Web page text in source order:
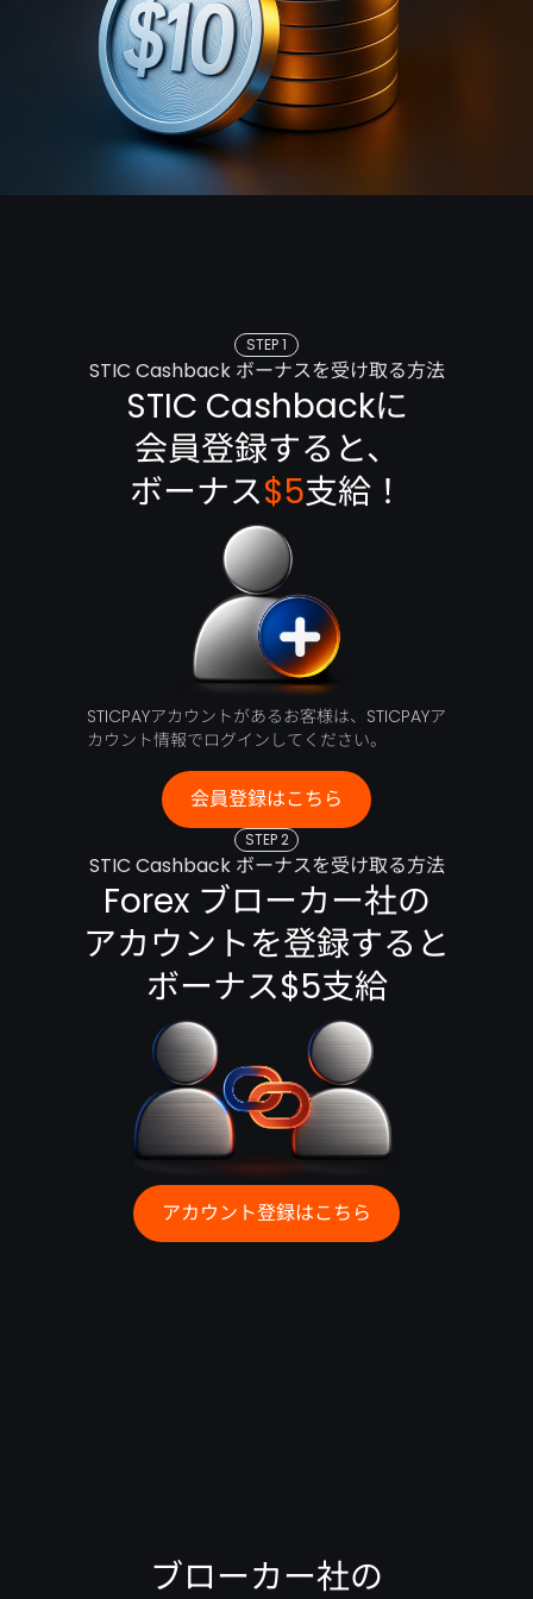
会員登録はこちら
STICPAYアカウントがあるお客様は、STICPAYア
カウント情報でログインしてください。
STEP 1
STIC Cashback ボーナスを受け取る方法
STIC Cashbackに
会員登録すると、
ボーナス$5支給！
STEP 2
STIC Cashback ボーナスを受け取る方法
Forex ブローカー社の
アカウントを登録すると
ボーナス$5支給
アカウント登録はこちら
ブローカー社の